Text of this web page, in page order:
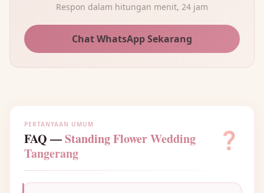
Respon dalam hitungan menit, 24 jam
Chat WhatsApp Sekarang
PERTANYAAN UMUM
FAQ —Standing Flower Wedding
Tangerang
❓